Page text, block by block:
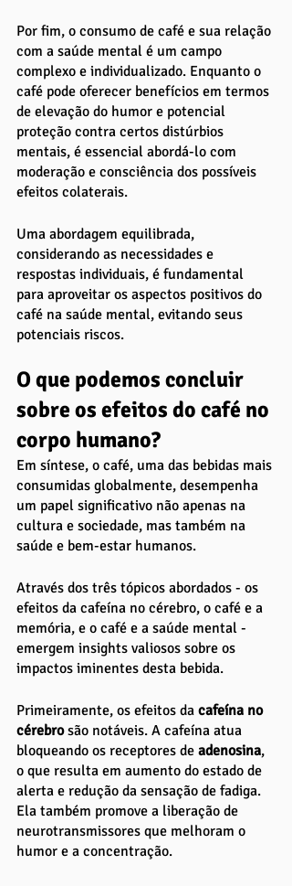
Por fim, o consumo de café e sua relação
com a saúde mental é um campo
complexo e individualizado. Enquanto o
café pode oferecer benefícios em termos
de elevação do humor e potencial
proteção contra certos distúrbios
mentais, é essencial abordá-lo com
moderação e consciência dos possíveis
efeitos colaterais.
Uma abordagem equilibrada,
considerando as necessidades e
respostas individuais, é fundamental
para aproveitar os aspectos positivos do
café na saúde mental, evitando seus
potenciais riscos.
O que podemos concluir
sobre os efeitos do café no
corpo humano?
Em síntese, o café, uma das bebidas mais
consumidas globalmente, desempenha
um papel significativo não apenas na
cultura e sociedade, mas também na
saúde e bem-estar humanos.
Através dos três tópicos abordados - os
efeitos da cafeína no cérebro, o café e a
memória, e o café e a saúde mental -
emergem insights valiosos sobre os
impactos iminentes desta bebida.
Primeiramente, os efeitos da cafeína no
cérebro são notáveis. A cafeína atua
bloqueando os receptores de adenosina,
o que resulta em aumento do estado de
alerta e redução da sensação de fadiga.
Ela também promove a liberação de
neurotransmissores que melhoram o
humor e a concentração.